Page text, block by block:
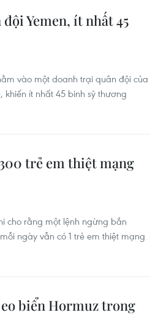
Yemen, ít nhất 45
vào một doanh trại quân đội của
khiến ít nhất 45 binh sỹ thương
trẻ em thiệt mạng
cho rằng một lệnh ngừng bắn
ngày vẫn có 1 trẻ em thiệt mạng
biển Hormuz trong